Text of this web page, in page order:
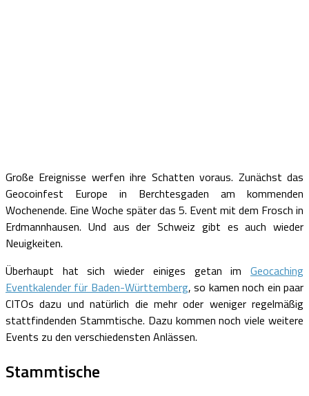
Große Ereignisse werfen ihre Schatten voraus. Zunächst das
Geocoinfest Europe in Berchtesgaden am kommenden
Wochenende. Eine Woche später das 5. Event mit dem Frosch in
Erdmannhausen. Und aus der Schweiz gibt es auch wieder
Neuigkeiten.
Überhaupt hat sich wieder einiges getan im Geocaching
Eventkalender für Baden-Württemberg, so kamen noch ein paar
CITOs dazu und natürlich die mehr oder weniger regelmäßig
stattfindenden Stammtische. Dazu kommen noch viele weitere
Events zu den verschiedensten Anlässen.
Stammtische